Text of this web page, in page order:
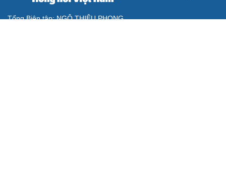
Tổng Biên tập: NGÔ THIỆU PHONG